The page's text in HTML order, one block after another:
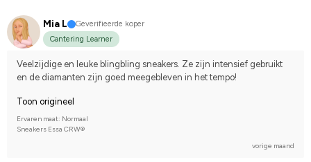
Mia L
Geverifieerde koper
Cantering Learner
Veelzijdige en leuke blingbling sneakers. Ze zijn intensief gebruikt
en de diamanten zijn goed meegebleven in het tempo!
Toon origineel
Ervaren maat: Normaal
Sneakers Essa CRW®
vorige maand